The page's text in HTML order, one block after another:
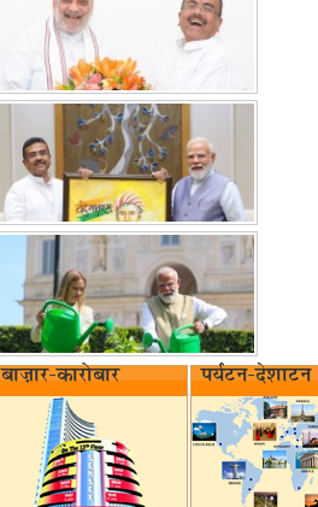
बाज़ार-कारोबार पर्यटन-देशाटन